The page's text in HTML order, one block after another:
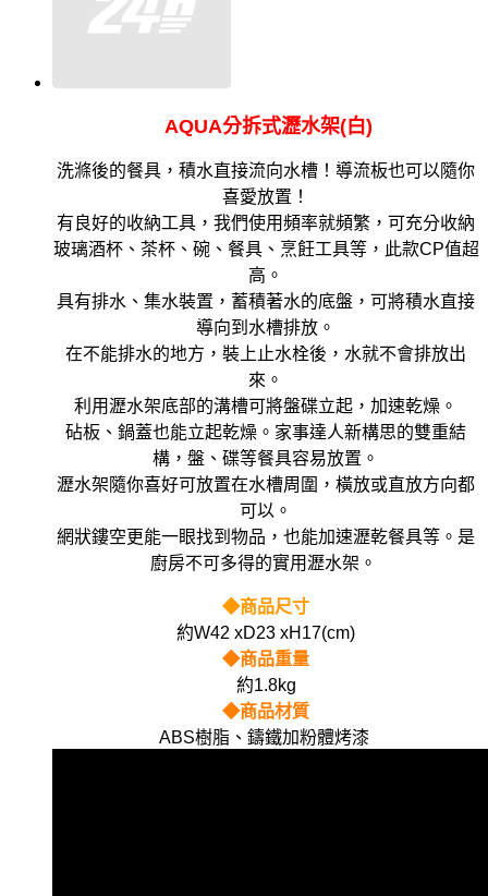
AQUA分拆式瀝水架(白)
洗滌後的餐具，積水直接流向水槽！導流板也可以隨你
喜愛放置！
有良好的收納工具，我們使用頻率就頻繁， 可充分收納
玻璃酒杯、茶杯、碗、餐具、烹飪工具等，此款CP值超
高。
具有排水、集水裝置，蓄積著水的底盤，可將積水直接
導向到水槽排放。
在不能排水的地方，裝上止水栓後，水就不會排放出
來。
利用瀝水架底部的溝槽可將盤碟立起，加速乾燥。
砧板、鍋蓋也能立起乾燥。 家事達人新構思的雙重結
構，盤、碟等餐具容易放置。
瀝水架隨你喜好可放置在水槽周圍，橫放或直放方向都
可以。
網狀鏤空更能一眼找到物品，也能加速瀝乾餐具等。是
廚房不可多得的實用瀝水架。
◆商品尺寸
約W42 xD23 xH17(cm)
◆商品重量
約1.8kg
◆商品材質
ABS樹脂、鑄鐵加粉體烤漆